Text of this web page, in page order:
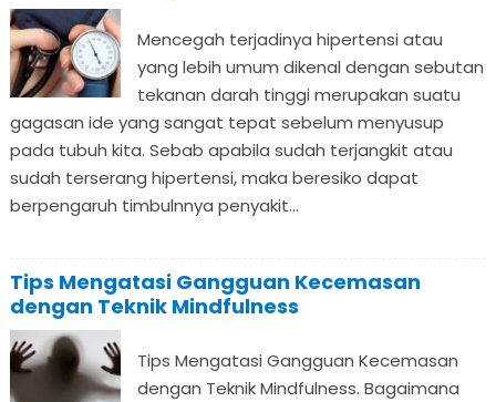
Mencegah terjadinya hipertensi atau
yang lebih umum dikenal dengan sebutan
tekanan darah tinggi merupakan suatu
gagasan ide yang sangat tepat sebelum menyusup
pada tubuh kita. Sebab apabila sudah terjangkit atau
sudah terserang hipertensi, maka beresiko dapat
berpengaruh timbulnnya penyakit...
Tips Mengatasi Gangguan Kecemasan
dengan Teknik Mindfulness
Tips Mengatasi Gangguan Kecemasan
dengan Teknik Mindfulness. Bagaimana